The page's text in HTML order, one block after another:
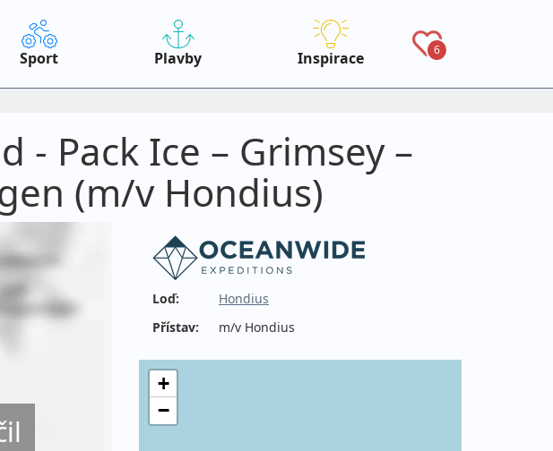
Sport Plavby Inspirace 6
- Pack Ice – Grimsey –
(m/v Hondius)
Loď:
Hondius
Přístav:
m/v Hondius
+
−